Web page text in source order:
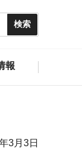
報
3月3日